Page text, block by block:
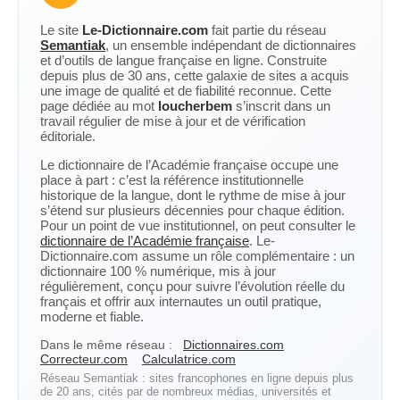
Le site Le-Dictionnaire.com fait partie du réseau
Semantiak, un ensemble indépendant de dictionnaires
et d’outils de langue française en ligne. Construite
depuis plus de 30 ans, cette galaxie de sites a acquis
une image de qualité et de fiabilité reconnue. Cette
page dédiée au mot loucherbem s’inscrit dans un
travail régulier de mise à jour et de vérification
éditoriale.
Le dictionnaire de l’Académie française occupe une
place à part : c’est la référence institutionnelle
historique de la langue, dont le rythme de mise à jour
s’étend sur plusieurs décennies pour chaque édition.
Pour un point de vue institutionnel, on peut consulter le
dictionnaire de l’Académie française. Le-
Dictionnaire.com assume un rôle complémentaire : un
dictionnaire 100 % numérique, mis à jour
régulièrement, conçu pour suivre l’évolution réelle du
français et offrir aux internautes un outil pratique,
moderne et fiable.
Dans le même réseau :
Dictionnaires.com
Correcteur.com
Calculatrice.com
Réseau Semantiak : sites francophones en ligne depuis plus
de 20 ans, cités par de nombreux médias, universités et